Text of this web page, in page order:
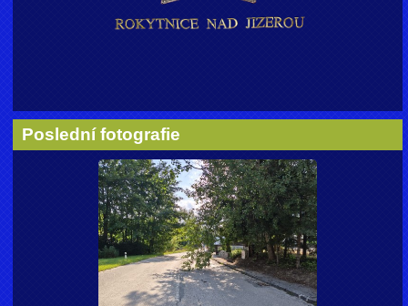
Poslední fotografie